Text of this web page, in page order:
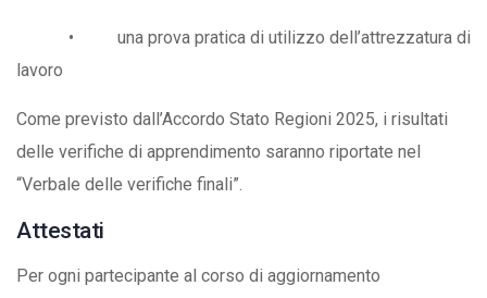
• una prova pratica di utilizzo dell’attrezzatura di
lavoro
Come previsto dall’Accordo Stato Regioni 2025, i risultati
delle verifiche di apprendimento saranno riportate nel
“Verbale delle verifiche finali”.
Attestati
Per ogni partecipante al corso di aggiornamento